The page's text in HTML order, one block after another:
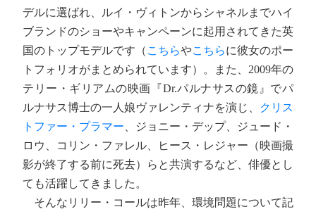
デルに選ばれ、ルイ・ヴィトンからシャネルまでハイ
ブランドのショーやキャンペーンに起用されてきた英
国のトップモデルです（ こちらやこちらに彼女のポー
トフォリオがまとめられています）。また、2009年の
テリー・ギリアムの映画『Dr.パルナサスの鏡』でパ
ルナサス博士の一人娘ヴァレンティナを演じ、
クリス
トファー・プラマー 、ジョニー・デップ、ジュード・
ロウ、コリン・ファレル、ヒース・レジャー（映画撮
影が終了する前に死去）らと共演するなど、俳優とし
ても活躍してきました。
そんなリリー・コールは昨年、環境問題について記